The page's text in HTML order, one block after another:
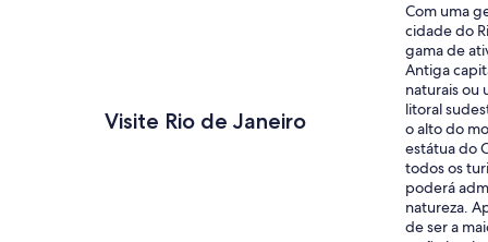
Vista panorâmica
Visite Rio de Janeiro
Com uma
cidade do
gama de
Antiga
naturais ou
litoral
o alto do
estátua do
todos os
poderá
natureza.
de ser a